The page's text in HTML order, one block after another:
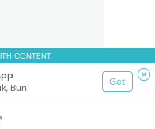
CONTENT
Bun!
Get